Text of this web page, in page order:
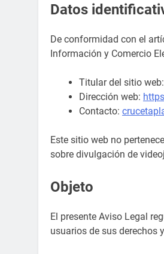
Datos
De conformidad con el
Información y Comercio
Titular del sitio
Dirección web:
Contacto:
Este sitio web no
sobre divulgación de
Objeto
El presente Aviso Legal
usuarios de sus derechos